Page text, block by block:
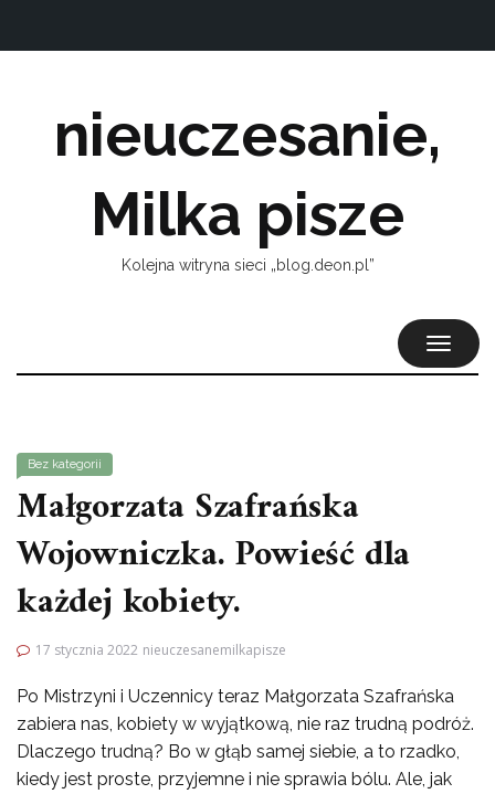
nieuczesanie,
Milka pisze
Kolejna witryna sieci „blog.deon.pl”
Bez kategorii
Małgorzata Szafrańska
Wojowniczka. Powieść dla
każdej kobiety.
17 stycznia 2022 nieuczesanemilkapisze
Po Mistrzyni i Uczennicy teraz Małgorzata Szafrańska
zabiera nas, kobiety w wyjątkową, nie raz trudną podróż.
Dlaczego trudną? Bo w głąb samej siebie, a to rzadko,
kiedy jest proste, przyjemne i nie sprawia bólu. Ale, jak